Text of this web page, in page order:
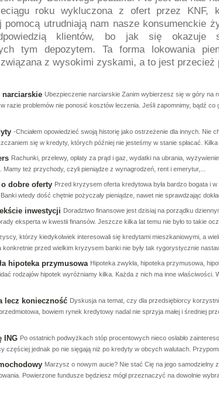
roku wykluczona z ofert przez KNF,
pomocą utrudniają nam nasze konsumenckie
klientów, bo jak się
tym depozytem. Ta forma lokowania
z wysokimi zyskami, a to jest przecież
narciarskie Ubezpieczenie narciarskie Zanim wybierzesz się w góry na
razie problemów nie ponosić kosztów leczenia. Jeśli zapomnimy, bądź
-Chciałem opowiedzieć swoją historię jako ostrzeżenie dla innych. Nie
się w kredyty, których później nie jesteśmy w stanie spłacać. Kilka
Rachunki, przelewy, opłaty za prąd i gaz, wydatki na ubrania,
też przychody, czyli pieniądze z wynagrodzeń, rent i emerytur,...
dobre oferty Przed kryzysem oferta kredytowa była bardzo bogata i
wtedy dość chętnie pożyczały pieniądze, nawet nie sprawdzając
inwestycji Doradztwo finansowe jest dzisiaj na porządku
eksperta w kwestii finansów. Jeszcze kilka lat temu nie było to takie
którzy kiedykolwiek interesowali się kredytami mieszkaniowymi, a
przed wielkim kryzysem banki nie były tak rygorystycznie
hipoteka przymusowa Hipoteka zwykła, hipoteka przymusowa,
rodzajów hipotek wyróżniamy kilka. Każda z nich ma inne właściwości.
lecz konieczność Dyskusja na temat, czy dla przedsiębiorcy
bowiem rynek kredytowy nadal nie sprzyja małej i średniej
ING Po ostatnich podwyżkach stóp procentowych nieco osłabło
częściej jednak po nie sięgają niż po kredyty w obcych walutach.
Marzysz o nowym aucie? Nie stać Cię na jego
Powierzone fundusze będziesz mógł przeznaczyć na dowolnie